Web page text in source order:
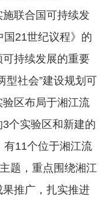
联合国可持续发
国21世纪议程》的
持续发展的重要
型社会”建设规划可
区布局于湘江流
个实验区和新建的
有11个位于湘江流
题，重点围绕湘江
推广，扎实推进